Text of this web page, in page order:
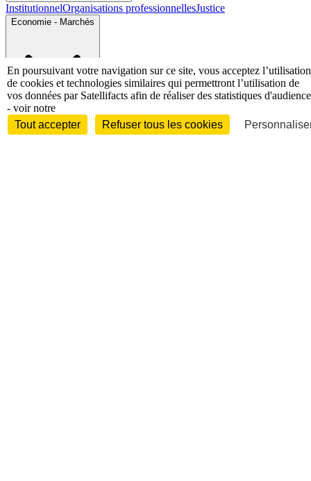
InstitutionnelOrganisations professionnellesJustice
Economie - Marchés
Entreprises et marchésTélécomsTechnologiesIndustries
techniquesDiversifications
En poursuivant votre navigation sur ce site, vous acceptez l’utilisation
de cookies et technologies similaires qui permettront l’utilisation de
vos données par Satellifacts afin de réaliser des statistiques d'audience
- voir notre
Tout accepter
Refuser tous les cookies